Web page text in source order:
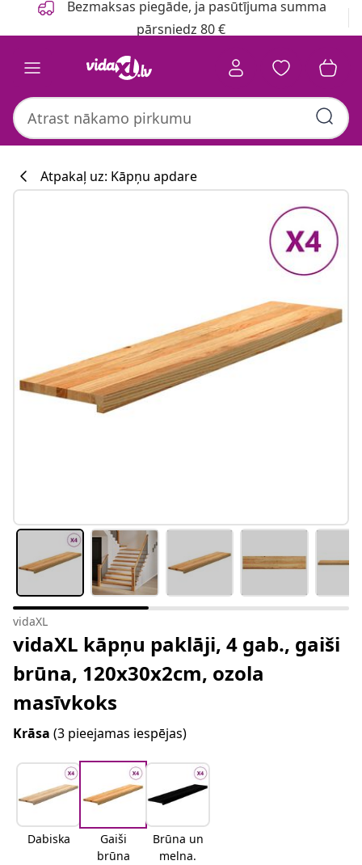
Bezmaksas piegāde, ja pasūtījuma summa
pārsniedz 80 €
Atpakaļ uz: Kāpņu apdare
vidaXL
vidaXL kāpņu paklāji, 4 gab., gaiši
brūna, 120x30x2cm, ozola
masīvkoks
Krāsa (3 pieejamas iespējas)
Dabiska
Gaiši
brūna
Brūna un
melna.